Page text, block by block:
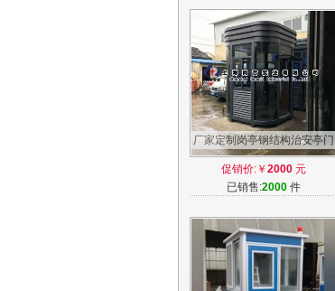
厂家定制岗亭钢结构治安亭门
卫收费亭保安亭订做安装浙江
沪包邮
促销价:￥ 2000 元
已销售:2000 件